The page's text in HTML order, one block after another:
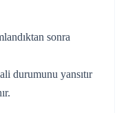
sonra
durumunu yansıtır